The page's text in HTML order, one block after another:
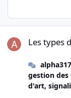
Les types
gestion
d'art,